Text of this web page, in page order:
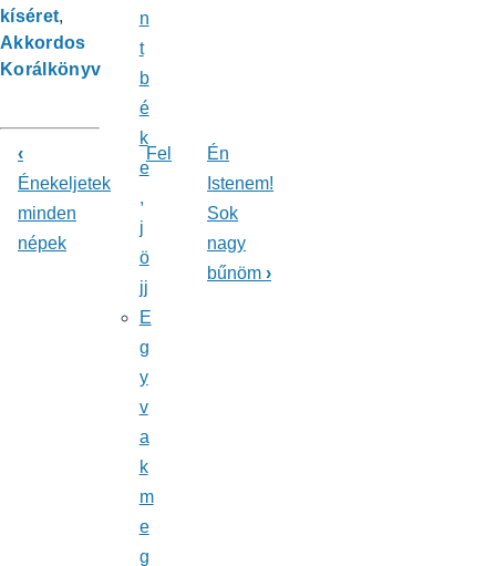
kíséret
Akkordos
Korálkönyv
Könyv
kereszthivatkozásai
ehhez:
Énekeskönyv
‹
Énekeljetek
minden
népek
Fel
Én
Istenem!
Sok
nagy
bűnöm ›
n
t
b
é
k
e
,
j
ö
jj
E
g
y
v
a
k
m
e
g